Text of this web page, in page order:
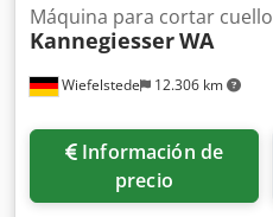
Wiefelstede 12.306 km
Máquina para cortar
KannegiesserWA
Información de
precio